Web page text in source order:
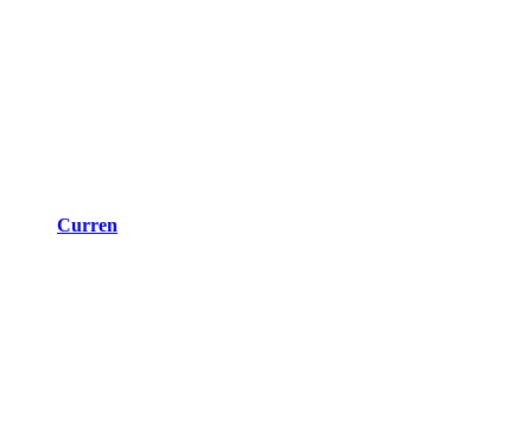
Curren